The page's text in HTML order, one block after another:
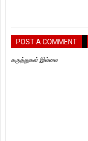
POST A COMMENT
கருத்துகள் இல்லை